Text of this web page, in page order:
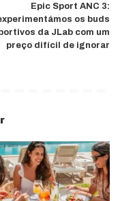
Epic Sport ANC 3:
os buds
da JLab com um
preço difícil de ignorar